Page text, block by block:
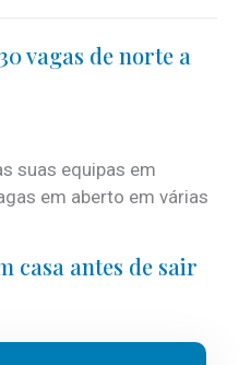
vagas de norte a
suas equipas em
em aberto em várias
casa antes de sair
as férias, os fins-de-